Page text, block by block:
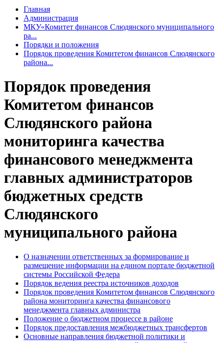
Главная
Администрация
МКУ«Комитет финансов Слюдянского муниципального
ра...
Порядки и положения
Порядок проведения Комитетом финансов Слюдянского
района...
Порядок проведения
Комитетом финансов
Слюдянского района
мониторинга качества
финансового менеджмента
главных администраторов
бюджетных средств
Слюдянского
муниципального района
О назначении ответственных за формирование и
размещение информации на едином портале бюджетной
системы Российской Федера
Порядок ведения реестра источников доходов
Порядок проведения Комитетом финансов Слюдянского
района мониторинга качества финансового
менеджмента главных администра
Положение о бюджетном процессе в районе
Порядок предоставления межбюджетных трансфертов
Основные направления бюджетной политики и